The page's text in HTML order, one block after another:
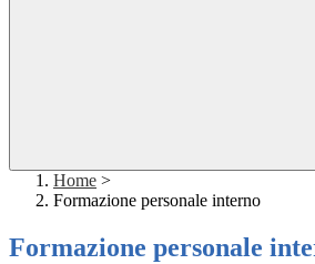
Home >
Formazione personale interno
Formazione personale